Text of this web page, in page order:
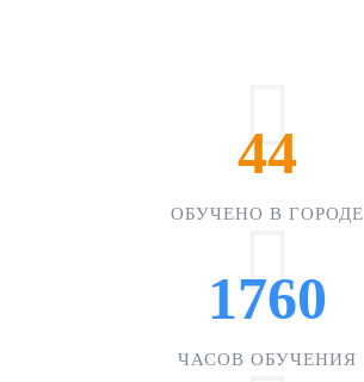
44
ОБУЧЕНО В ГОРОДЕ
1760
ЧАСОВ ОБУЧЕНИЯ